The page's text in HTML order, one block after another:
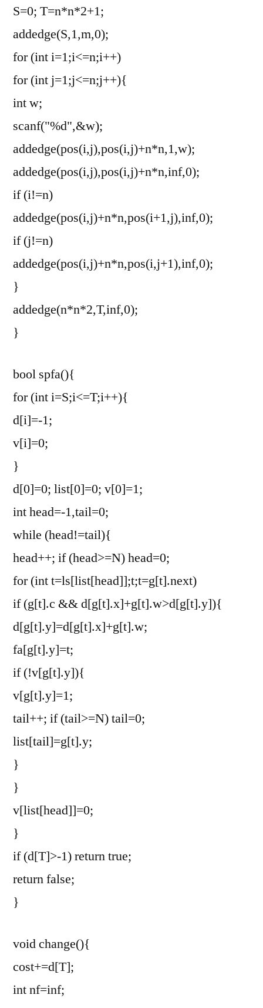
S=0; T=n*n*2+1;
addedge(S,1,m,0);
for (int i=1;i<=n;i++)
for (int j=1;j<=n;j++){
int w;
scanf("%d",&w);
addedge(pos(i,j),pos(i,j)+n*n,1,w);
addedge(pos(i,j),pos(i,j)+n*n,inf,0);
if (i!=n)
addedge(pos(i,j)+n*n,pos(i+1,j),inf,0);
if (j!=n)
addedge(pos(i,j)+n*n,pos(i,j+1),inf,0);
}
addedge(n*n*2,T,inf,0);
}
bool spfa(){
for (int i=S;i<=T;i++){
d[i]=-1;
v[i]=0;
}
d[0]=0; list[0]=0; v[0]=1;
int head=-1,tail=0;
while (head!=tail){
head++; if (head>=N) head=0;
for (int t=ls[list[head]];t;t=g[t].next)
if (g[t].c && d[g[t].x]+g[t].w>d[g[t].y]){
d[g[t].y]=d[g[t].x]+g[t].w;
fa[g[t].y]=t;
if (!v[g[t].y]){
v[g[t].y]=1;
tail++; if (tail>=N) tail=0;
list[tail]=g[t].y;
}
}
v[list[head]]=0;
}
if (d[T]>-1) return true;
return false;
}
void change(){
cost+=d[T];
int nf=inf;